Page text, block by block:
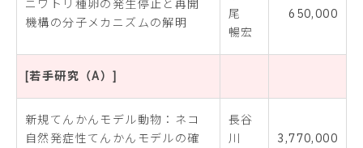
ニワトリ種卵の発生停止と再開
機構の分子メカニズムの解明
尾
暢宏
650,000
[若手研究（A）]
新規てんかんモデル動物：ネコ
自然発症性てんかんモデルの確
長谷
川
3,770,000